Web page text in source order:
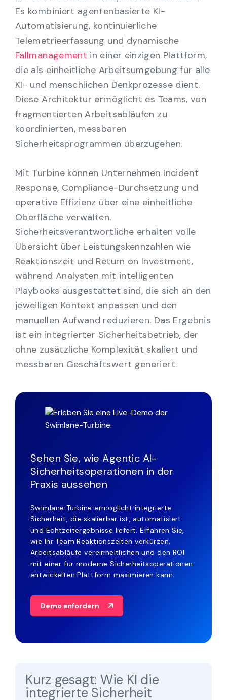
Es kombiniert agentenbasierte KI-
Automatisierung, kontinuierliche
Telemetrieerfassung und dynamische
Fallmanagement in einer einzigen Plattform,
die als einheitliche Arbeitsumgebung für alle
KI- und menschlichen Denkprozesse dient.
Diese Architektur ermöglicht es Teams, von
fragmentierten Arbeitsabläufen zu
koordinierten, messbaren
Sicherheitsprogrammen überzugehen.
Mit Turbine können Unternehmen Incident
Response, Compliance-Durchsetzung und
operative Effizienz über eine einheitliche
Oberfläche verwalten.
Sicherheitsverantwortliche erhalten volle
Übersicht über Leistungskennzahlen wie
Reaktionszeit und Return on Investment,
während Analysten mit intelligenten
Playbooks ausgestattet sind, die sich an den
jeweiligen Kontext anpassen und den
manuellen Aufwand reduzieren. Das Ergebnis
ist ein integrierter Sicherheitsbetrieb, der
ohne zusätzliche Komplexität skaliert und
messbaren Geschäftswert generiert.
Sehen Sie, wie Agentic AI-
Sicherheitsoperationen in der
Praxis aussehen
Swimlane Turbine ermöglicht integrierte
Sicherheit, die skalierbar ist, automatisiert
und Echtzeitergebnisse liefert. Erfahren Sie,
wie Ihr Team Reaktionszeiten verkürzen,
Arbeitsabläufe vereinheitlichen und den ROI
mit einer für moderne Sicherheitsoperationen
entwickelten Plattform maximieren kann.
Demo anfordern
Kurz gesagt: Wie KI die
integrierte Sicherheit